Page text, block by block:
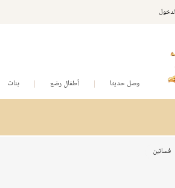
وصل حديثا أطفال رضع بنات
فساتين